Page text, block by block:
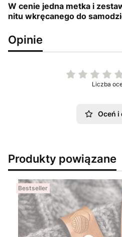
W cenie jedna metka i
nitu wkręcanego do
Opinie
Liczba
Oceń i
Produkty powiązane
Bestseller